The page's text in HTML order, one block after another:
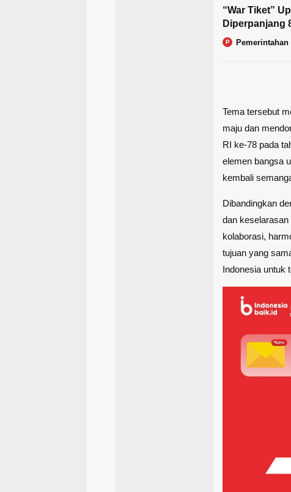
“War Tiket”
Diperpanjang
P Pemerintahan
Tema tersebut
maju dan
RI ke-78 pada
elemen bangsa
kembali
Dibandingkan
dan
kolaborasi,
tujuan yang
Indonesia untuk